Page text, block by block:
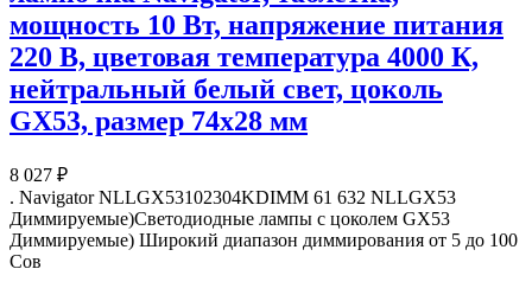
мощность 10 Вт, напряжение питания
220 В, цветовая температура 4000 К,
нейтральный белый свет, цоколь
GX53, размер 74х28 мм
8 027 ₽
. Navigator NLLGX53102304KDIMM 61 632 NLLGX53
Диммируемые)Светодиодные лампы с цоколем GX53
Диммируемые) Широкий диапазон диммирования от 5 до 100
Сов